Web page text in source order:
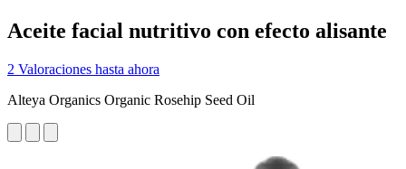
Aceite facial nutritivo con efecto alisante
2 Valoraciones hasta ahora
Alteya Organics Organic Rosehip Seed Oil